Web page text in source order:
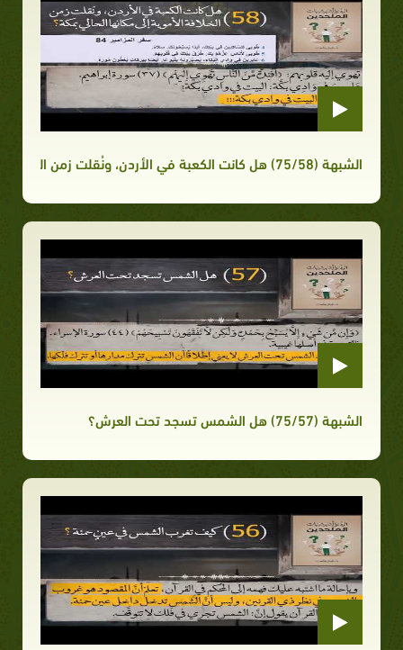
الشبهة (75/58) هل كانت الكعبة في الأردن، ونُقلت زمن الخلافة الأموية إلى مكانها الحالي بمكة؟
الشبهة (75/57) هل الشمس تسجد تحت العرش؟